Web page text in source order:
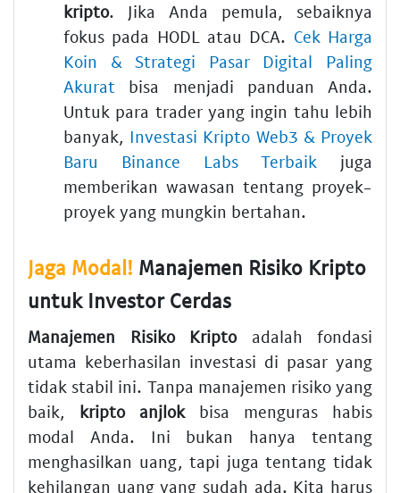
kripto. Jika Anda pemula, sebaiknya
fokus pada HODL atau DCA. Cek Harga
Koin & Strategi Pasar Digital Paling
Akurat bisa menjadi panduan Anda.
Untuk para trader yang ingin tahu lebih
banyak, Investasi Kripto Web3 & Proyek
Baru Binance Labs Terbaik juga
memberikan wawasan tentang proyek-
proyek yang mungkin bertahan.
Jaga Modal! Manajemen Risiko Kripto
untuk Investor Cerdas
Manajemen Risiko Kriptoadalah fondasi
utama keberhasilan investasi di pasar yang
tidak stabil ini. Tanpa manajemen risiko yang
baik, kripto anjlokbisa menguras habis
modal Anda. Ini bukan hanya tentang
menghasilkan uang, tapi juga tentang tidak
kehilangan uang yang sudah ada. Kita harus